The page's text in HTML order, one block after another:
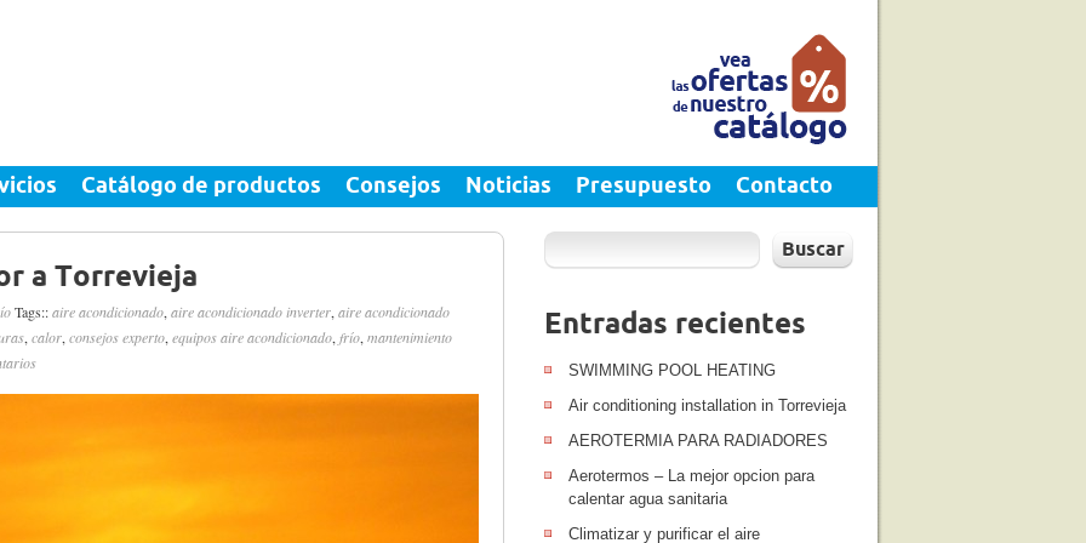
Catálogo de productos Consejos Noticias Presupuesto Contacto
a Torrevieja
Tags::aire acondicionado, aire acondicionado inverter, aire acondicionado
, calor, consejos experto, equipos aire acondicionado, frío, mantenimiento
Buscar
Entradas recientes
SWIMMING POOL HEATING
Air conditioning installation in Torrevieja
AEROTERMIA PARA RADIADORES
Aerotermos – La mejor opcion para
calentar agua sanitaria
Climatizar y purificar el aire